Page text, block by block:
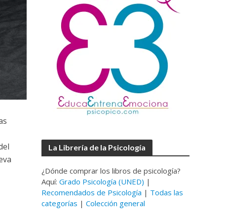
La Librería de la Psicología
¿Dónde comprar los libros de psicología?
Aquí:Grado Psicología (UNED) |
Recomendados de Psicología | Todas las
categorías |Colección general